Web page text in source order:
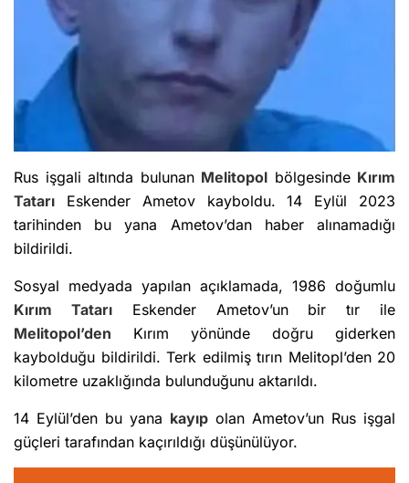
Rus işgali altında bulunan Melitopol bölgesinde Kırım
Tatarı Eskender Ametov kayboldu. 14 Eylül 2023
tarihinden bu yana Ametov’dan haber alınamadığı
bildirildi.
Sosyal medyada yapılan açıklamada, 1986 doğumlu
Kırım TatarıEskender Ametov’un bir tır ile
Melitopol’den Kırım yönünde doğru giderken
kaybolduğu bildirildi. Terk edilmiş tırın Melitopl’den 20
kilometre uzaklığında bulunduğunu aktarıldı.
14 Eylül’den bu yana kayıp olan Ametov’un Rus işgal
güçleri tarafından kaçırıldığı düşünülüyor.